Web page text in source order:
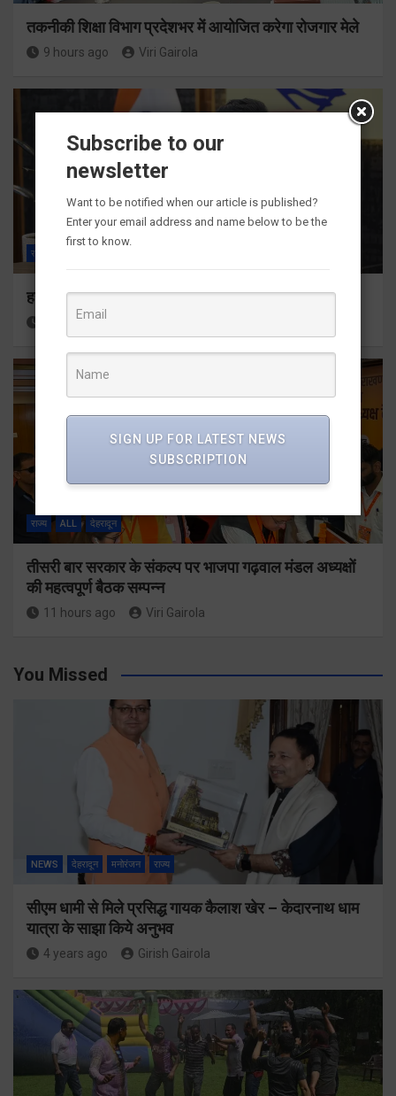
तकनीकी शिक्षा विभाग प्रदेशभर में आयोजित करेगा रोजगार मेले
9 hours ago Viri Gairola
राज्य
हर घर तिरंगा अभियान को जन-जन तक पहुंचाने की तैयारी
10 hours ago
राज्य ALL देहरादून
तीसरी बार सरकार के संकल्प पर भाजपा गढ़वाल मंडल अध्यक्षों
की महत्वपूर्ण बैठक सम्पन्न
11 hours ago Viri Gairola
You Missed
NEWS देहरादून मनोरंजन राज्य
सीएम धामी से मिले प्रसिद्ध गायक कैलाश खेर – केदारनाथ धाम
यात्रा के साझा किये अनुभव
4 years ago Girish Gairola
Subscribe to our
newsletter
Want to be notified when our article is published?
Enter your email address and name below to be the
first to know.
SIGN UP FOR LATEST NEWS
SUBSCRIPTION